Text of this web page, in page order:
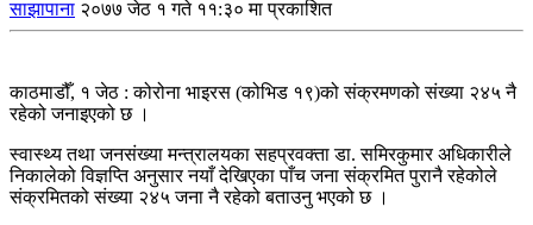
साझापाना २०७७ जेठ १ गते ११:३० मा प्रकाशित
काठमाडौँ, १ जेठ : कोरोना भाइरस (कोभिड १९)को संक्रमणको संख्या २४५ नै
रहेको जनाइएको छ ।
स्वास्थ्य तथा जनसंख्या मन्त्रालयका सहप्रवक्ता डा. समिरकुमार अधिकारीले
निकालेको विज्ञप्ति अनुसार नयाँ देखिएका पाँच जना संक्रमित पुरानै रहेकोले
संक्रमितको संख्या २४५ जना नै रहेको बताउनु भएको छ ।